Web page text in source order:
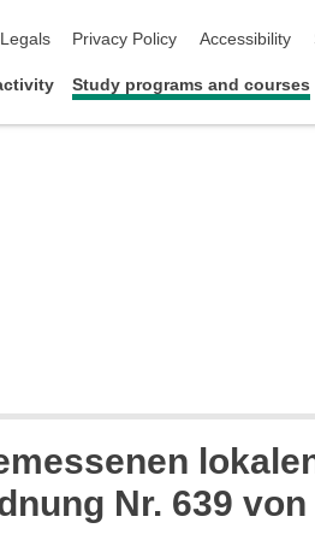
Legals Privacy Policy Accessibility
Study programs and courses
Nr. 639 von